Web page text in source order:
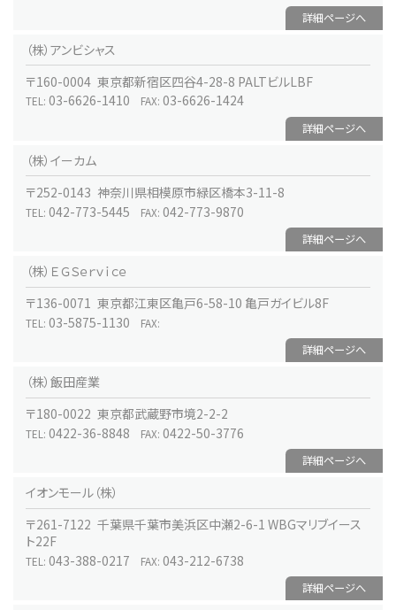
詳細ページへ
（株）アンビシャス
〒160-0004 東京都新宿区四谷4-28-8 PALTビルLBF
TEL: 03-6626-1410 FAX: 03-6626-1424
詳細ページへ
（株）イーカム
〒252-0143 神奈川県相模原市緑区橋本3-11-8
TEL: 042-773-5445 FAX: 042-773-9870
詳細ページへ
（株）ＥＧＳｅｒｖｉｃｅ
〒136-0071 東京都江東区亀戸6-58-10 亀戸ガイビル8F
TEL: 03-5875-1130 FAX:
詳細ページへ
（株）飯田産業
〒180-0022 東京都武蔵野市境2-2-2
TEL: 0422-36-8848 FAX: 0422-50-3776
詳細ページへ
イオンモール（株）
〒261-7122 千葉県千葉市美浜区中瀬2-6-1 WBGマリブイース
ト22F
TEL: 043-388-0217 FAX: 043-212-6738
詳細ページへ